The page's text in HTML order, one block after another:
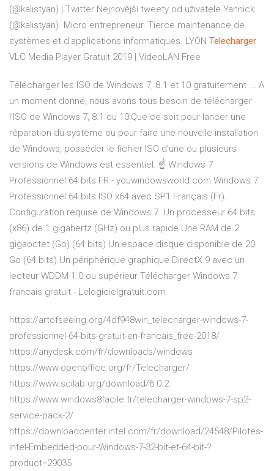
(@kalistyan) | Twitter Nejnovější tweety od uživatele Yannick
(@kalistyan). Micro entrepreneur. Tierce maintenance de
systèmes et d'applications informatiques. LYON Telecharger
VLC Media Player Gratuit 2019 | VideoLAN Free
Télécharger les ISO de Windows 7, 8.1 et 10 gratuitement ... A
un moment donné, nous avons tous besoin de télécharger
l’ISO de Windows 7, 8.1 ou 10!Que ce soit pour lancer une
réparation du système ou pour faire une nouvelle installation
de Windows, posséder le fichier ISO d’une ou plusieurs
versions de Windows est essentiel. ☝ Windows 7
Professionnel 64 bits FR - youwindowsworld.com Windows 7
Professionnel 64 bits ISO x64 avec SP1 Français (Fr).
Configuration requise de Windows 7. Un processeur 64 bits
(x86) de 1 gigahertz (GHz) ou plus rapide Une RAM de 2
gigaoctet (Go) (64 bits) Un espace disque disponible de 20
Go (64 bits) Un périphérique graphique DirectX 9 avec un
lecteur WDDM 1.0 ou supérieur Télécharger Windows 7
francais gratuit - Lelogicielgratuit.com
https://artofseeing.org/4df948win_telecharger-windows-7-
professionnel-64-bits-gratuit-en-francais_free-2018/
https://anydesk.com/fr/downloads/windows
https://www.openoffice.org/fr/Telecharger/
https://www.scilab.org/download/6.0.2
https://www.windows8facile.fr/telecharger-windows-7-sp2-
service-pack-2/
https://downloadcenter.intel.com/fr/download/24548/Pilotes-
Intel-Embedded-pour-Windows-7-32-bit-et-64-bit-?
product=29035